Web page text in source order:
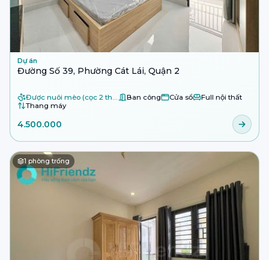
Dự án
Đường Số 39, Phường Cát Lái, Quận 2
Ban công Cửa sổ
Full nội thất
Thang máy
4.500.000
1 phòng trống